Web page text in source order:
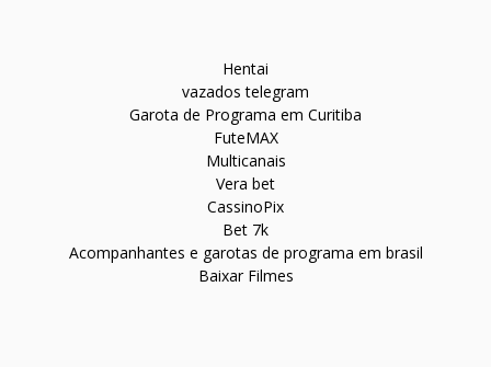
Hentai
vazados telegram
Garota de Programa em Curitiba
FuteMAX
Multicanais
Vera bet
CassinoPix
Bet 7k
Acompanhantes e garotas de programa em brasil
Baixar Filmes